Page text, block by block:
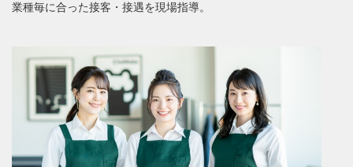
業種毎に合った接客・接遇を現場指導。